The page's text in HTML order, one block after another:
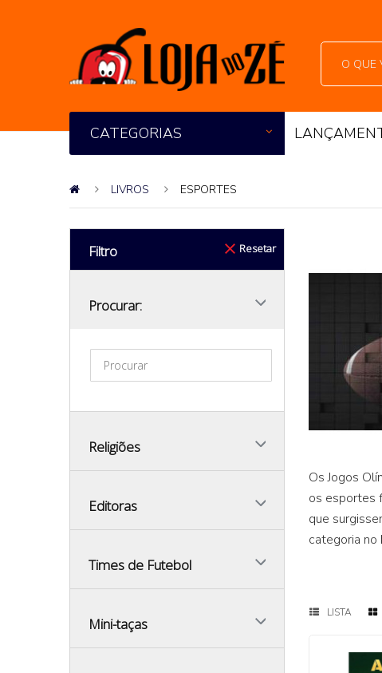
CATEGORIAS
LIVROS ESPORTES
Resetar
Filtro
Procurar:
Religiões
Editoras
Times de Futebol
Mini-taças
Os Jogos
os esportes
que
categoria no
LISTA